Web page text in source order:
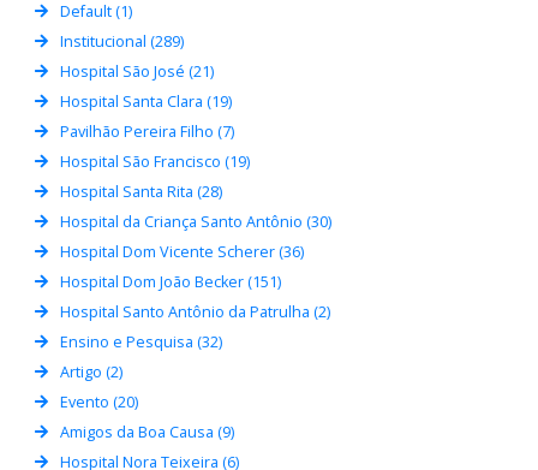
Default (1)
Institucional (289)
Hospital São José (21)
Hospital Santa Clara (19)
Pavilhão Pereira Filho (7)
Hospital São Francisco (19)
Hospital Santa Rita (28)
Hospital da Criança Santo Antônio (30)
Hospital Dom Vicente Scherer (36)
Hospital Dom João Becker (151)
Hospital Santo Antônio da Patrulha (2)
Ensino e Pesquisa (32)
Artigo (2)
Evento (20)
Amigos da Boa Causa (9)
Hospital Nora Teixeira (6)